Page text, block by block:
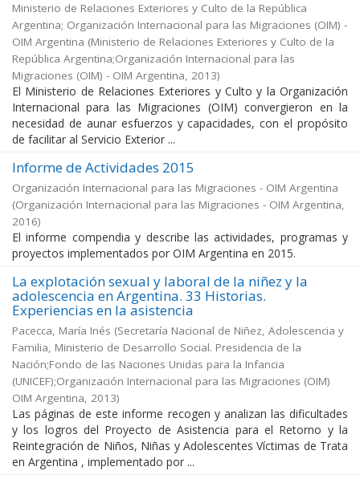
Ministerio de Relaciones Exteriores y Culto de la República
Argentina; Organización Internacional para las Migraciones (OIM) -
OIM Argentina (Ministerio de Relaciones Exteriores y Culto de la
República Argentina;Organización Internacional para las
Migraciones (OIM) - OIM Argentina, 2013)
El Ministerio de Relaciones Exteriores y Culto y la Organización
Internacional para las Migraciones (OIM) convergieron en la
necesidad de aunar esfuerzos y capacidades, con el propósito
de facilitar al Servicio Exterior ...
Informe de Actividades 2015
Organización Internacional para las Migraciones - OIM Argentina
(Organización Internacional para las Migraciones - OIM Argentina,
2016)
El informe compendia y describe las actividades, programas y
proyectos implementados por OIM Argentina en 2015.
La explotación sexual y laboral de la niñez y la
adolescencia en Argentina. 33 Historias.
Experiencias en la asistencia
Pacecca, María Inés (Secretaría Nacional de Niñez, Adolescencia y
Familia, Ministerio de Desarrollo Social. Presidencia de la
Nación;Fondo de las Naciones Unidas para la Infancia
(UNICEF);Organización Internacional para las Migraciones (OIM)
OIM Argentina, 2013)
Las páginas de este informe recogen y analizan las dificultades
y los logros del Proyecto de Asistencia para el Retorno y la
Reintegración de Niños, Niñas y Adolescentes Víctimas de Trata
en Argentina , implementado por ...